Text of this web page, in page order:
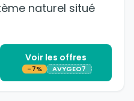
naturel situé
Voir les offres
-7% AVYGEO7